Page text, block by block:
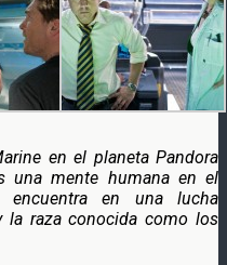
en el planeta Pandora
una mente humana en el
en una lucha
la raza conocida como los